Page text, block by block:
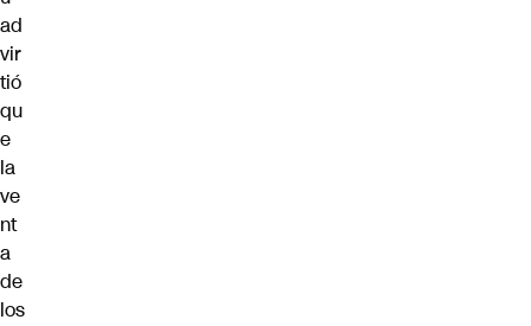
ad
vir
tió
qu
e
la
ve
nt
a
de
los